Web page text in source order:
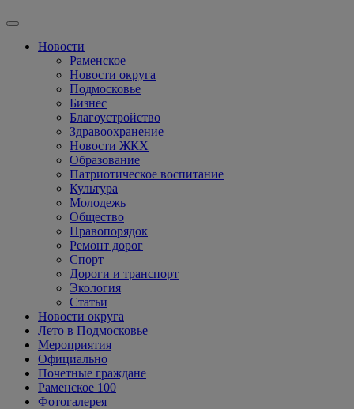
Новости
Раменское
Новости округа
Подмосковье
Бизнес
Благоустройство
Здравоохранение
Новости ЖКХ
Образование
Патриотическое воспитание
Культура
Молодежь
Общество
Правопорядок
Ремонт дорог
Спорт
Дороги и транспорт
Экология
Статьи
Новости округа
Лето в Подмосковье
Мероприятия
Официально
Почетные граждане
Раменское 100
Фотогалерея